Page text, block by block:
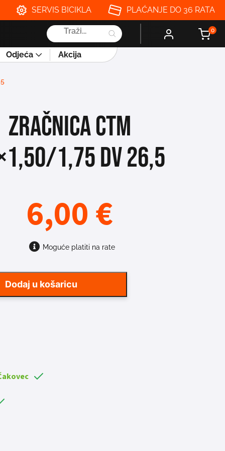
SERVIS BICIKLA
PLAĆANJE DO 36 RATA
Products
search
0
Odjeća Akcija
ZRAČNICA CTM
1,75 DV 26,5
6,00€
Moguće platiti na rate
Dodaj u košaricu